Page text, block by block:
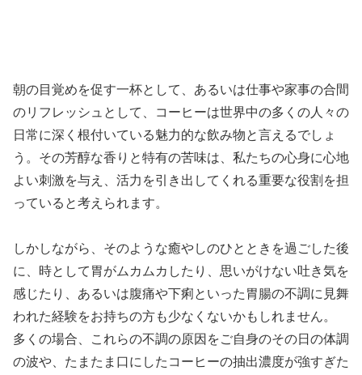
朝の目覚めを促す一杯として、あるいは仕事や家事の合間
のリフレッシュとして、コーヒーは世界中の多くの人々の
日常に深く根付いている魅力的な飲み物と言えるでしょ
う。その芳醇な香りと特有の苦味は、私たちの心身に心地
よい刺激を与え、活力を引き出してくれる重要な役割を担
っていると考えられます。
しかしながら、そのような癒やしのひとときを過ごした後
に、時として胃がムカムカしたり、思いがけない吐き気を
感じたり、あるいは腹痛や下痢といった胃腸の不調に見舞
われた経験をお持ちの方も少なくないかもしれません。
多くの場合、これらの不調の原因をご自身のその日の体調
の波や、たまたま口にしたコーヒーの抽出濃度が強すぎた